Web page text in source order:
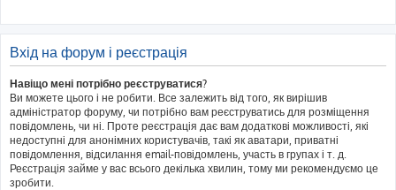
Вхід на форум і реєстрація
Навіщо мені потрібно реєструватися?
Ви можете цього і не робити. Все залежить від того, як вирішив
адміністратор форуму, чи потрібно вам реєструватись для розміщення
повідомлень, чи ні. Проте реєстрація дає вам додаткові можливості, які
недоступні для анонімних користувачів, такі як аватари, приватні
повідомлення, відсилання email-повідомлень, участь в групах і т. д.
Реєстрація займе у вас всього декілька хвилин, тому ми рекомендуємо це
зробити.